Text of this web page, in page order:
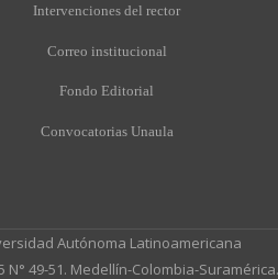
Intervenciones del rector
Correo institucional
Fondo Editorial
Convocatorias Unaula
Autónoma Latinoamericana
N° 49-51. Medellín-Colombia-Suramérica.